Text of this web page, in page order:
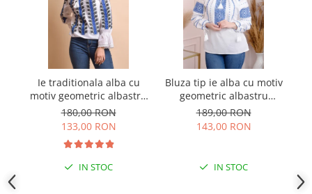
Ie traditionala alba cu
motiv geometric albastru
Cezara 01
180,00 RON
133,00 RON
IN STOC
Bluza tip ie alba cu motiv
geometric albastru
Paraschiva 10
189,00 RON
143,00 RON
IN STOC